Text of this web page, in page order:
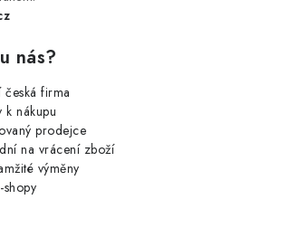
nás?
česká firma
k nákupu
prodejce
na vrácení zboží
výměny